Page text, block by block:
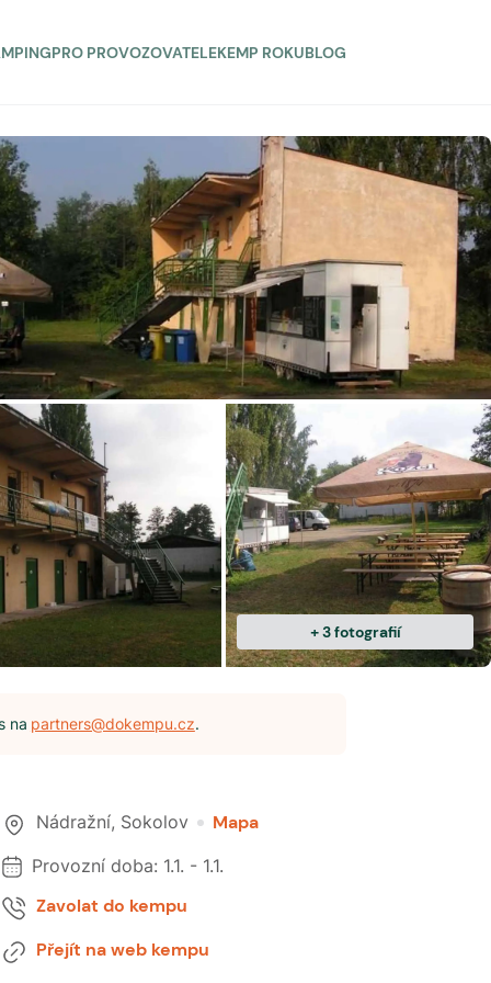
PRO PROVOZOVATELEKEMP ROKUBLOG
+3fotografií
na partners@dokempu.cz.
Nádražní, Sokolov Mapa
Provozní doba: 1.1. - 1.1.
Zavolat do kempu
Přejít na web kempu